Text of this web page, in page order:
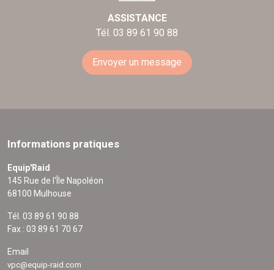
ASSISTANCE
Tél. 03 89 61 90 88
Envoyer un message
Informations pratiques
Equip'Raid
145 Rue de l'Île Napoléon
68100 Mulhouse
Tél. 03 89 61 90 88
Fax : 03 89 61 70 67
Email
vpc@equip-raid.com